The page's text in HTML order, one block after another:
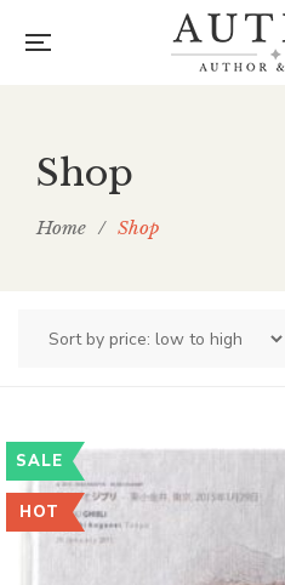
Shop
Home / Shop
SALE
HOT